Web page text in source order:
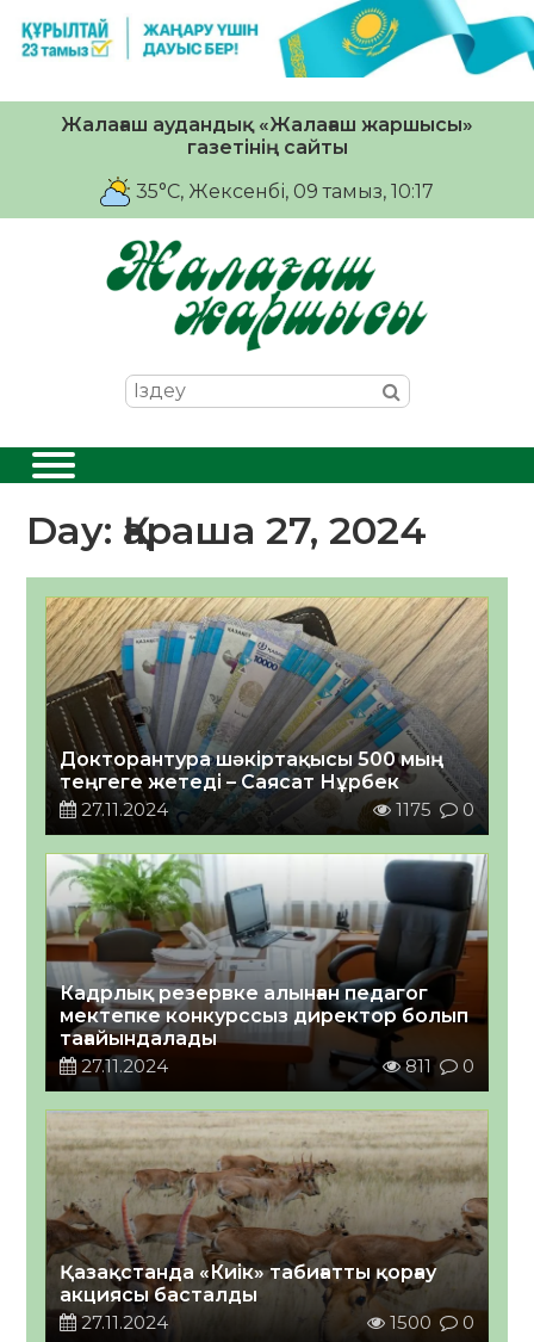
Жалағаш аудандық «Жалағаш жаршысы»
газетінің сайты
35°C, Жексенбі, 09 тамыз, 10:17
Day: Қараша 27, 2024
Докторантура шәкіртақысы 500 мың
теңгеге жетеді – Саясат Нұрбек
27.11.2024
1175 0
Кадрлық резервке алынған педагог
мектепке конкурссыз директор болып
тағайындалады
27.11.2024
811 0
Қазақстанда «Киік» табиғатты қорғау
акциясы басталды
27.11.2024
1500 0